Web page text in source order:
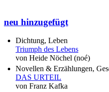
neu hinzugefügt
Dichtung, Leben
Triumph des Lebens
von Heide Nöchel (noé)
Novellen & Erzählungen,
DAS URTEIL
von Franz Kafka